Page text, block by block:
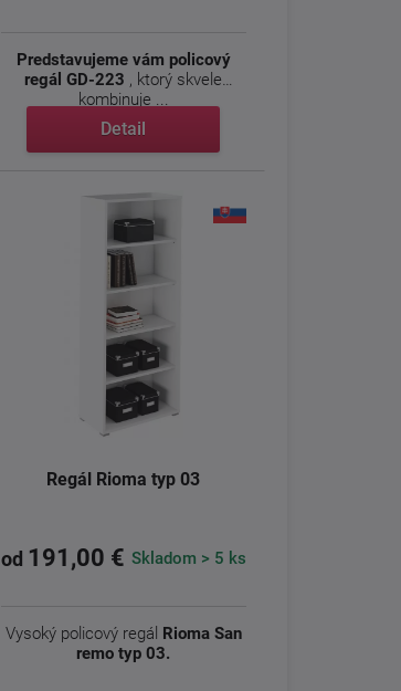
Predstavujeme vám policový
regál GD-223 , ktorý skvele
kombinuje ...
Detail
Regál Rioma typ 03
od 191,00 € Skladom > 5 ks
Vysoký policový regál Rioma San
remo typ 03.